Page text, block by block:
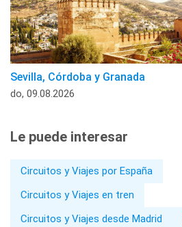
Sevilla, Córdoba y Granada
do, 09.08.2026
Le puede interesar
Circuitos y Viajes por España
Circuitos y Viajes en tren
Circuitos y Viajes desde Madrid